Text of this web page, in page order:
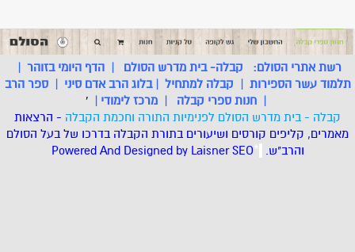
רשת אתרי הסולם: קבלה- בית מדרש הסולם |הדף היומי בזוהר |
תלמוד עשר הספירות | קבלה למתחיל |בלוג הרב אדם סיני |ספר הרב
| חנות ספרי קבלה | מרכז לימודי |
'
קבלה - בית מדרש הסולם לפנימיות התורה וחכמת הקבלה - הרצאות
מאמרים, קליפים קורסים ושיעורים בתורת הקבלה בדרכו של בעל הסולם
והרב"ש. *
Powered And Designed by LaisnerSEO